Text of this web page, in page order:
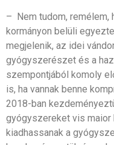
– Nem tudom, remélem,
kormányon belüli
megjelenik, az idei
gyógyszerészet és a
szempontjából komoly
is, ha vannak benne
2018-ban
gyógyszereket vis
kiadhassanak a